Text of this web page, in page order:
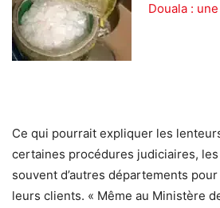
Douala :
Ce qui pourrait expliquer les
certaines procédures judiciaires,
souvent d’autres départements
leurs clients. « Même au Ministère